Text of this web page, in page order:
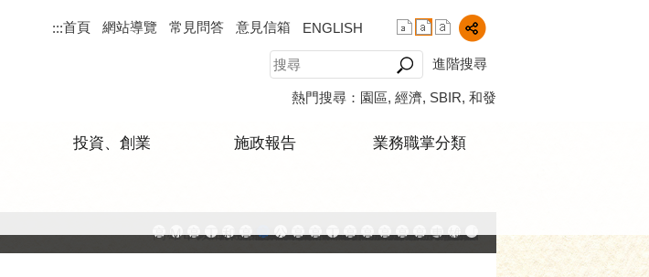
:::首頁 網站導覽 常見問答 意見信箱 ENGLISH
進階搜尋
熱門搜尋： 園區 經濟 SBIR 和發
投資、創業 施政報告 業務職掌分類
高雄市政府中小企業升級輔導網站
MEGABAY大港創艦
高雄金融科技創新園區
工廠登記線上申辦系統
和發產業園區
高雄工業資訊平台
高雄本洲產業園區服務中心
公司、商業登記主題網
高雄市友善商家
高雄市政府經濟發展局-工業管線查詢系統
工業管線防災教育資訊網
高雄市綠能管理資訊整合系統平台 - 綠能資訊
高雄市綠能管理資訊整合系統平台 -
高雄淨零商轉服務平台
高雄招商網
高雄會展網
專刊『雄心.大誌』
雄心高飛 創新經典
「我的E政府」入口網